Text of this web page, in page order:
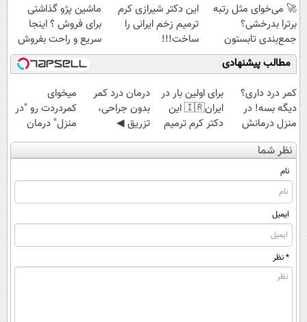
🚀 می‌خوای مثل رتبه
برترا بدرخشی؟
جمع‌بندی تابستون
رایگان ماز 📚
این دکتر شیرازی کرم
ترمیم زخم ایرانی را
ساخت!!!
ماشین پژو گذاشتی
برای فروش ؟ اینجا
سریع و راحت بفروش
مطالب پیشنهادی
کمر درد داری؟
دیگه بسه! در
منزل درمانش
کن
(◀پرسش‌نامه)
برای اولین بار در
ایران🇮🇷 این
دکتر کرم ترمیم
کننده 23 روزه
درمان درد کمر
بدون جراحی،
تزریق ◀
پرسش‌نامه رو پر
میخوای
کمردردت رو "در
منزل" درمان
کنی؟ (◂فیلم +
نظر شما
نام
ایمیل
* نظر